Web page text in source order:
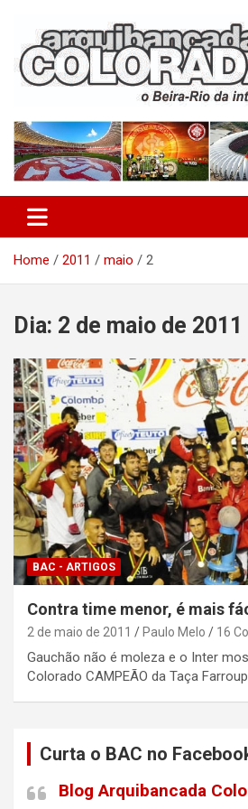
content
Arquibancada
Home 2011 maio 2
Dia: 2 de maio de 2011
BAC - ARTIGOS
Contra time menor, é mais
2 de maio de 2011 Paulo Melo 16
Gauchão não é moleza e o Inter
Colorado CAMPEÃO da Taça
Curta o BAC no
Blog Arquibancada